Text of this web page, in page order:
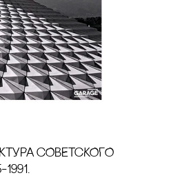
сОВЕТсКОГО